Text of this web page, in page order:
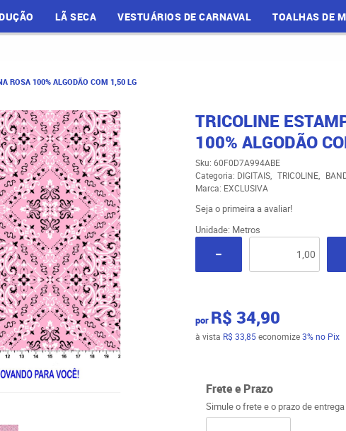
LÃ SECA VESTUÁRIOS DE CARNAVAL TOALHAS DE
ROSA 100% ALGODÃO COM 1,50 LG
TRICOLINE
100% ALGODÃO
Sku: 60F0D7A994ABE
Categoria: DIGITAIS TRICOLINE
Marca: EXCLUSIVA
Seja o primeira a avaliar!
Unidade: Metros
por R$ 34,90
à vista R$ 33,85economize3% no Pix
Frete e Prazo
Simule o frete e o prazo de